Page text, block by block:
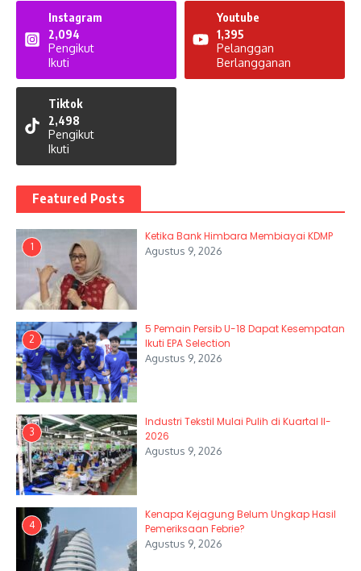
Instagram
2,094
Pengikut
Ikuti
Youtube
1,395
Pelanggan
Berlangganan
Tiktok
2,498
Pengikut
Ikuti
Featured Posts
1
Ketika Bank Himbara Membiayai KDMP
Agustus 9, 2026
2
5 Pemain Persib U-18 Dapat Kesempatan
Ikuti EPA Selection
Agustus 9, 2026
3
Industri Tekstil Mulai Pulih di Kuartal II-
2026
Agustus 9, 2026
4
Kenapa Kejagung Belum Ungkap Hasil
Pemeriksaan Febrie?
Agustus 9, 2026